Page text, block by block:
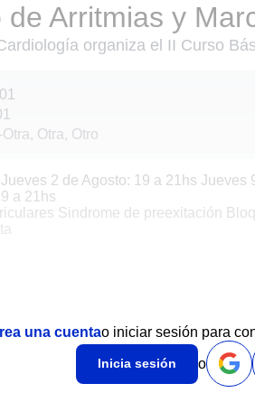
de Arritmias y
organiza el II Curso
-Otra, Otra, Otro
Jueves 2 de Agosto: 19 a 21hs Jueves
a 21hs
Sindrome de preexitación
una cuentao iniciar sesión para
Inicia sesión o